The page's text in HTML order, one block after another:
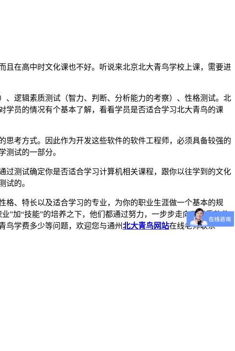
在高中时文化课也不好。听说来北京北大青鸟学校上课，需要进
逻辑素质测试（智力、判断、分析能力的考察）、性格测试。北
员的情况有个基本了解，看看学员是否适合学习北大青鸟的课
考方式。因此作为开发这些软件的软件工程师，必须具备较强的
测试的一部分。
测试确定你是否适合学习计算机相关课程，跟你以往学到的文化
试的。
格、特长以及适合学习的专业，为你的职业生涯做一个基本的规
”加“技能”的培养之下，他们都通过努力，一步步走向了优秀软件
鸟学费多少等问题，欢迎您与通州北大青鸟网站在线老师联系